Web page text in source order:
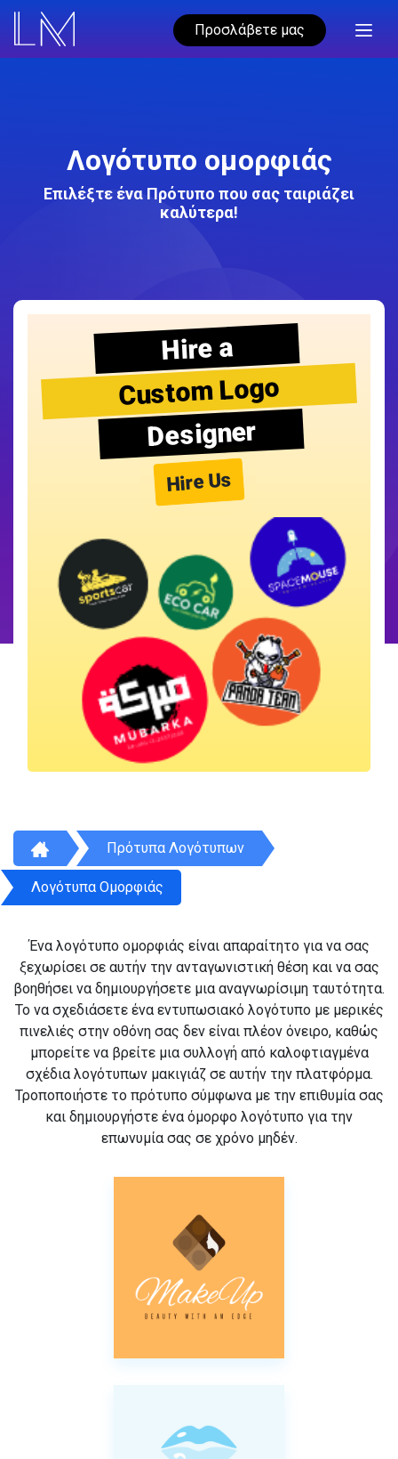
Προσλάβετε μας
Λογότυπο ομορφιάς
Επιλέξτε ένα Πρότυπο που σας ταιριάζει
καλύτερα!
Hire a
Custom Logo
Designer
Hire Us
Πρότυπα Λογότυπων
Λογότυπα Ομορφιάς
Ένα λογότυπο ομορφιάς είναι απαραίτητο για να σας
ξεχωρίσει σε αυτήν την ανταγωνιστική θέση και να σας
βοηθήσει να δημιουργήσετε μια αναγνωρίσιμη ταυτότητα.
Το να σχεδιάσετε ένα εντυπωσιακό λογότυπο με μερικές
πινελιές στην οθόνη σας δεν είναι πλέον όνειρο, καθώς
μπορείτε να βρείτε μια συλλογή από καλοφτιαγμένα
σχέδια λογότυπων μακιγιάζ σε αυτήν την πλατφόρμα.
Τροποποιήστε το πρότυπο σύμφωνα με την επιθυμία σας
και δημιουργήστε ένα όμορφο λογότυπο για την
επωνυμία σας σε χρόνο μηδέν.